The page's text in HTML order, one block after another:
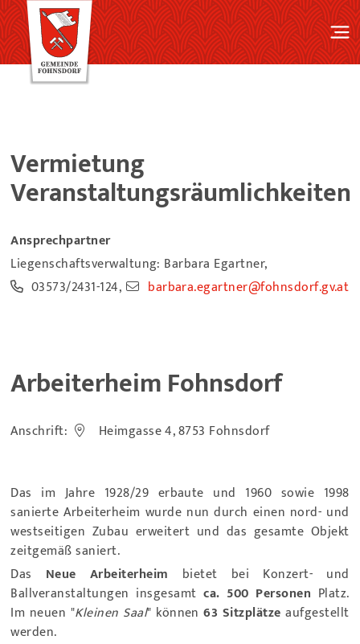
Vermietung
Veranstaltungsräumlichkeiten
Ansprechpartner
Liegenschaftsverwaltung: Barbara Egartner,
03573/2431-124, barbara.egartner@fohnsdorf.gv.at
Arbeiterheim Fohnsdorf
Anschrift: Heimgasse 4, 8753 Fohnsdorf
Das im Jahre 1928/29 erbaute und 1960 sowie 1998
sanierte Arbeiterheim wurde nun durch einen nord- und
westseitigen Zubau erweitert und das gesamte Objekt
zeitgemäß saniert.
Das Neue Arbeiterheim bietet bei Konzert- und
Ballveranstaltungen insgesamtca. 500 Personen Platz.
Im neuen "Kleinen Saal" können63 Sitzplätze aufgestellt
werden.